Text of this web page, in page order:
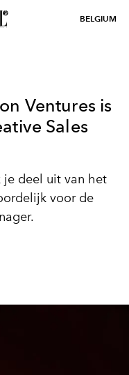
BELGIUM
Ventures is
Sales
je deel uit van het
voor de